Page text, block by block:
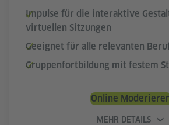
Impulse für die interaktive
virtuellen Sitzungen
Geeignet für alle relevanten
Gruppenfortbildung mit festem
Online
MEHR DETAILS